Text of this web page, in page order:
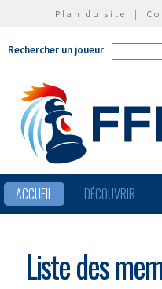
Plan du site |
Rechercher un joueur
ACCUEIL DÉCOUVRIR
Liste des